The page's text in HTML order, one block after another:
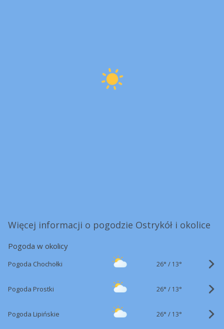
Więcej informacji o pogodzie Ostrykół i okolice
Pogoda w okolicy
Pogoda Chochołki 26° / 13°
Pogoda Prostki 26° / 13°
Pogoda Lipińskie 26° / 13°